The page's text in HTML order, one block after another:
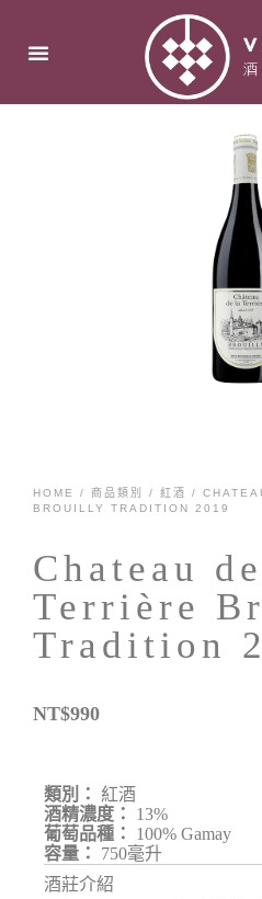
HOME / 商品類別 / 紅酒
/
BROUILLY TRADITION 2019
Chateau
Terrière
Tradition
NT$990
類別：
紅酒
酒精濃度：
13%
葡萄品種：
100% Gamay
容量：
750毫升
酒莊介紹